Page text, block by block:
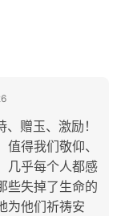
赠玉、激励！
得我们敬仰、
几乎每个人都感
些失掉了生命的
为他们祈祷安